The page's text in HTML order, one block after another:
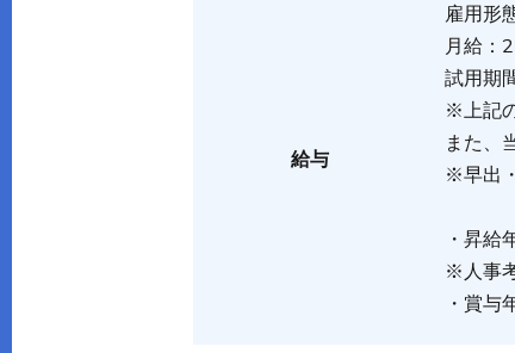
給与
雇用形
月給：
試用期
※上記
また、
※早出
・昇給
※人事
・賞